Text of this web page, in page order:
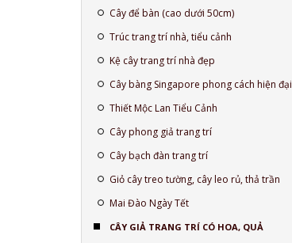
Cây để bàn (cao dưới 50cm)
Trúc trang trí nhà, tiểu cảnh
Kệ cây trang trí nhà đẹp
Cây bàng Singapore phong cách hiện đại
Thiết Mộc Lan Tiểu Cảnh
Cây phong giả trang trí
Cây bạch đàn trang trí
Giỏ cây treo tường, cây leo rủ, thả trần
Mai Đào Ngày Tết
CÂY GIẢ TRANG TRÍ CÓ HOA, QUẢ